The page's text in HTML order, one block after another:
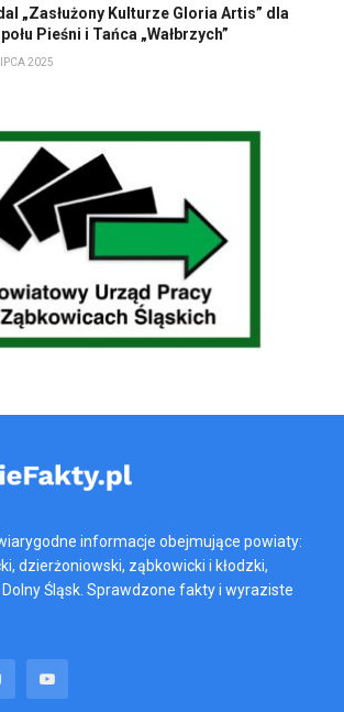
„Zasłużony Kulturze Gloria Artis” dla
Pieśni i Tańca „Wałbrzych”
2025
informacje obejmujące powiaty:
dzierżoniowski, ząbkowicki i kłodzki,
Śląsk. Sprawdzone fakty i wyraziste